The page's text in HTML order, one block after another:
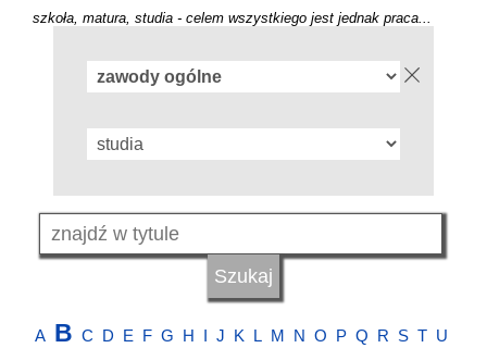
szkoła, matura, studia - celem wszystkiego jest jednak praca...
A B C D E F G H I J K L M N O P Q R S T U